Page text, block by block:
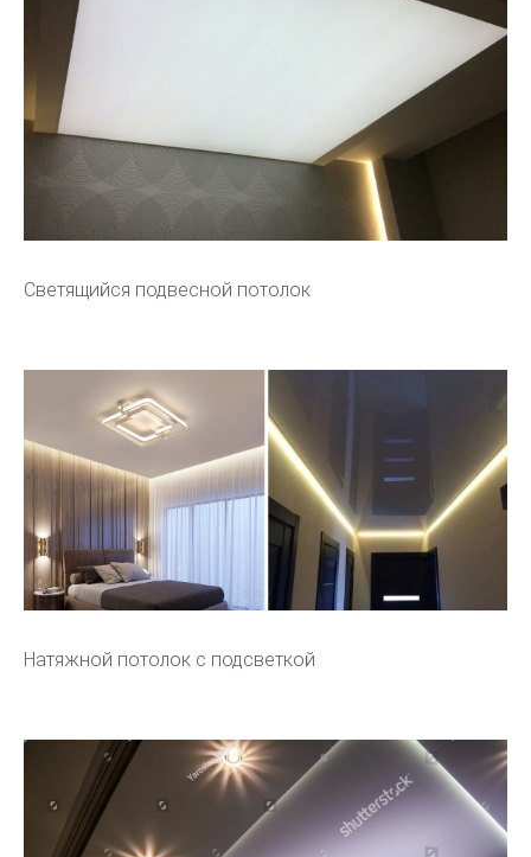
Светящийся подвесной потолок
Натяжной потолок с подсветкой